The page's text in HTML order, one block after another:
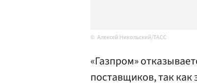
Алексей Никольский/ТАСС
«Газпром»
поставщиков, так